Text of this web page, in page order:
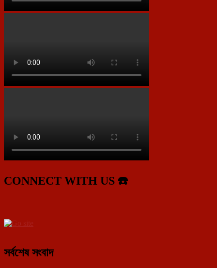
CONNECT WITH US ☎️
সর্বশেষ সংবাদ